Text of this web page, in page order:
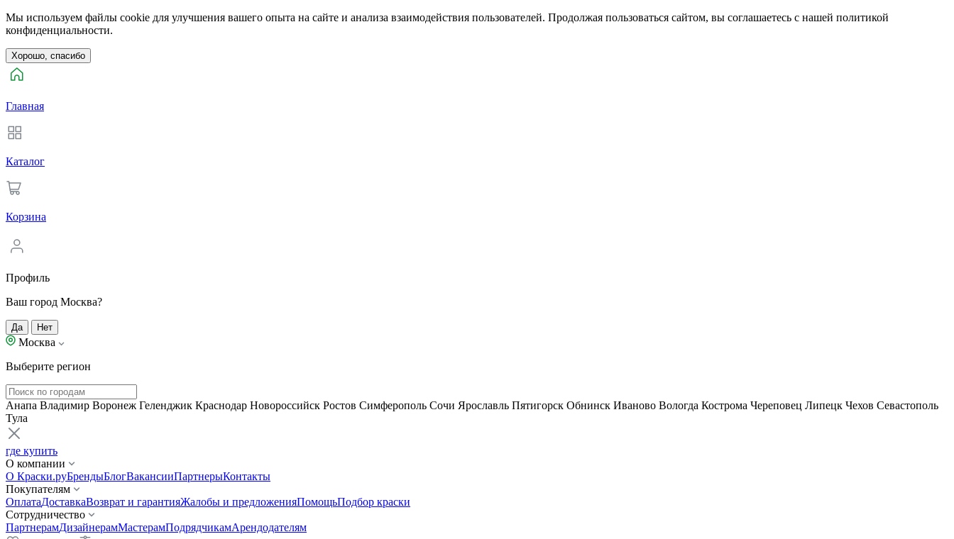
Мы используем файлы cookie для улучшения вашего опыта на сайте и анализа взаимодействия пользователей. Продолжая пользоваться сайтом, вы соглашаетесь с нашей политикой
конфиденциальности.
Хорошо, спасибо
Главная
Каталог
Корзина
Профиль
Ваш город Москва?
Да Нет
Москва
Выберите регион
Анапа Владимир Воронеж Геленджик Краснодар Новороссийск Ростов Симферополь Сочи Ярославль Пятигорск Обнинск Иваново Вологда Кострома Череповец Липецк Чехов Севастополь
Тула
где купить
О компании
О Краски.руБрендыБлогВакансииПартнерыКонтакты
Покупателям
ОплатаДоставкаВозврат и гарантияЖалобы и предложенияПомощьПодбор краски
Сотрудничество
ПартнерамДизайнерамМастерамПодрядчикамАрендодателям